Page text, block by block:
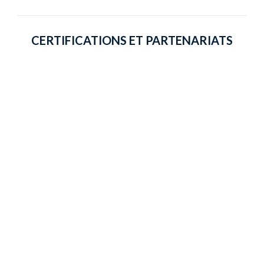
CERTIFICATIONS ET PARTENARIATS